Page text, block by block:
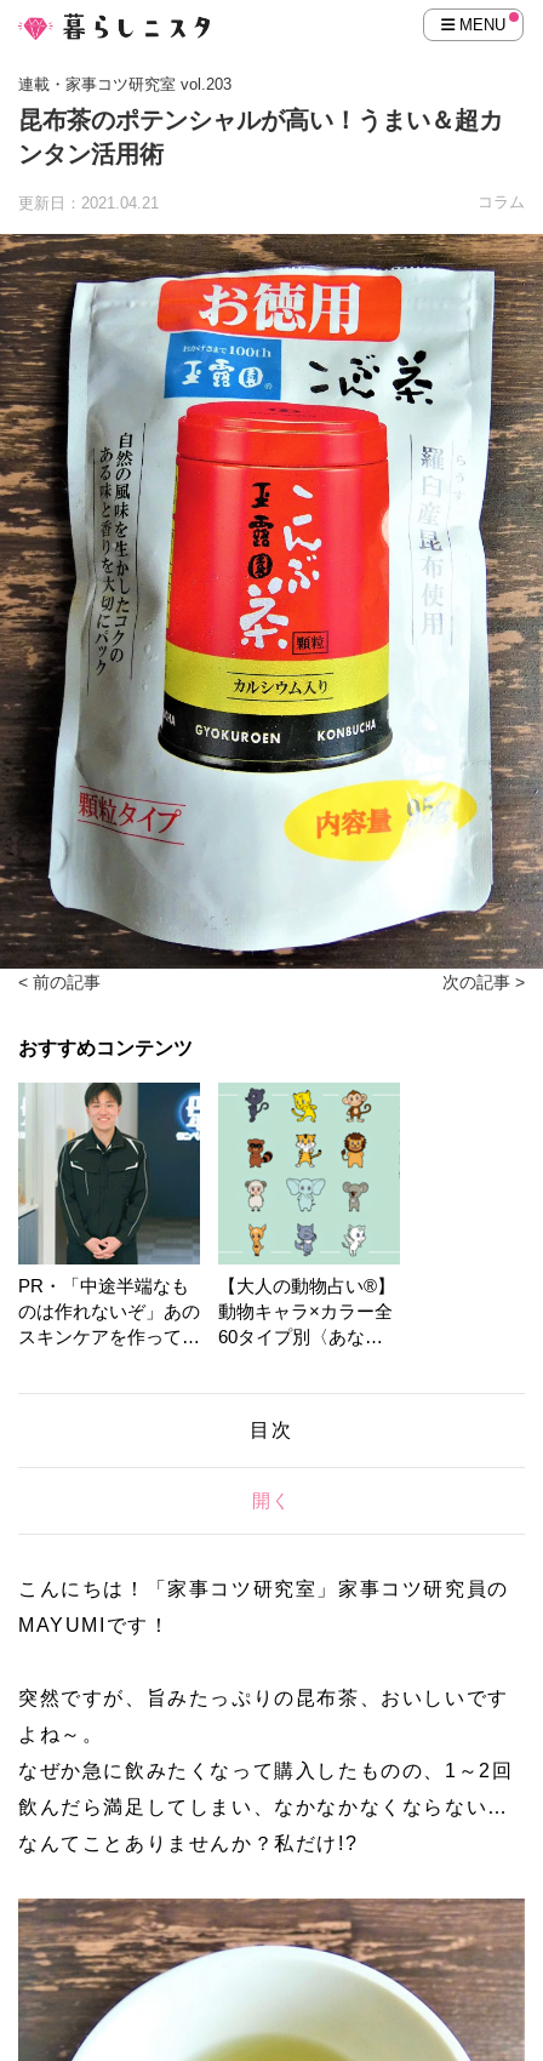
MENU
連載・家事コツ研究室 vol.203
昆布茶のポテンシャルが高い！うまい＆超カ
ンタン活用術
更新日：2021.04.21 コラム
< 前の記事 次の記事 >
おすすめコンテンツ
PR・「中途半端なも
のは作れないぞ」あの
スキンケアを作ってい
【大人の動物占い®】
動物キャラ×カラー全
60タイプ別〈あなた
目次
開く
こんにちは！「家事コツ研究室」家事コツ研究員の
MAYUMIです！
突然ですが、旨みたっぷりの昆布茶、おいしいです
よね～。
なぜか急に飲みたくなって購入したものの、1～2回
飲んだら満足してしまい、なかなかなくならない…
なんてことありませんか？私だけ!?